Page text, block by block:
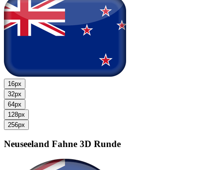
16px
32px
64px
128px
256px
Neuseeland Fahne 3D Runde